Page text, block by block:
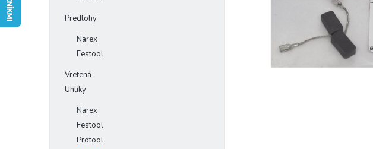
Predlohy
Narex
Festool
Vretená
Uhlíky
Narex
Festool
Protool